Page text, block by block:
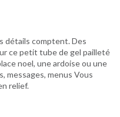
détails comptent. Des
ce petit tube de gel pailleté
noel, une ardoise ou une
messages, menus Vous
relief.